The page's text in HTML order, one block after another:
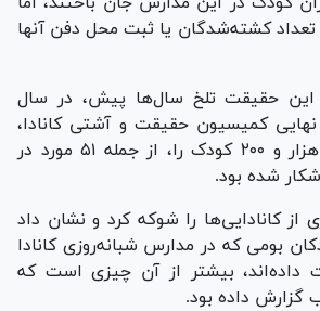
کشته‌شدگان یا ثبت محل دفن آنها
حقیقت تلخ سال‌ها پیش، در سال
نهایی کمیسیون حقیقت و آشتی کانادا،
که مرگ بیش از ۳ هزار و ۲۰۰ کودک را، از جمله ۵۱ مورد در
شده بود.
از کانادایی‌ها را شوکه کرد و نشان داد
بومی که در مدارس شبانه‌روزی کانادا
داده‌اند، بیشتر از آن چیزی است که
داده بود.